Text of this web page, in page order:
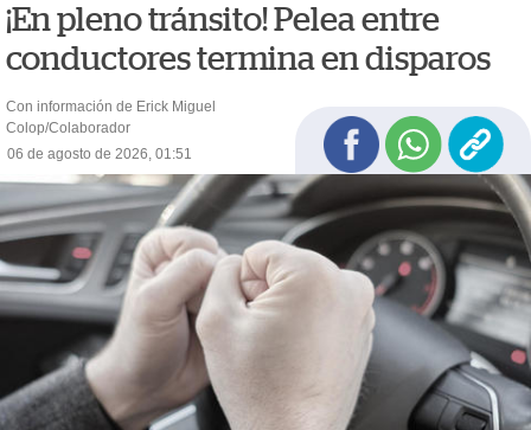
¡En pleno tránsito! Pelea entre
conductores termina en disparos
Con información de Erick Miguel
Colop/Colaborador
06 de agosto de 2026, 01:51